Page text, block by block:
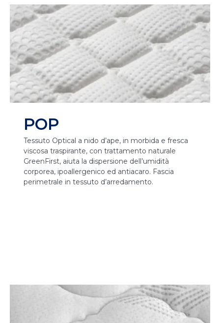
POP
Tessuto Optical a nido d’ape, in morbida e fresca
viscosa traspirante, con trattamento naturale
GreenFirst, aiuta la dispersione dell’umidità
corporea, ipoallergenico ed antiacaro. Fascia
perimetrale in tessuto d’arredamento.